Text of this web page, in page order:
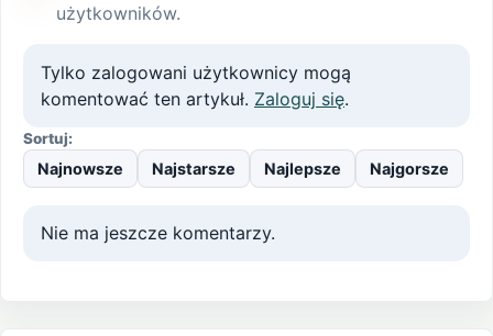
użytkowników.
Tylko zalogowani użytkownicy mogą
komentować ten artykuł. Zaloguj się.
Sortuj:
Najnowsze Najstarsze Najlepsze Najgorsze
Nie ma jeszcze komentarzy.